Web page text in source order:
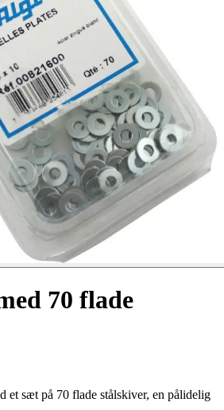
70 flade
et sæt på 70 flade stålskiver, en pålidelig